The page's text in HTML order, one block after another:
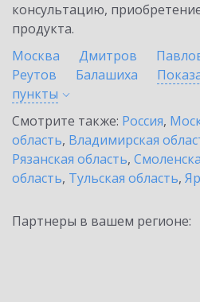
консультацию,
продукта.
Москва
Дмитров
Реутов
Балашиха
пункты
Смотрите также: Россия,
область, Владимирская
Рязанская область,
область, Тульская область,
Партнеры в вашем регионе: